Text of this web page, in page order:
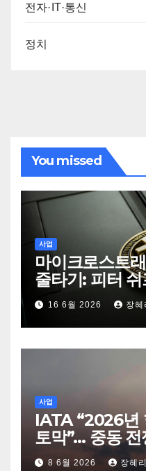
전자·IT·통신
정치
You missed
사업
마이크로스트
줄타기: 피터
갈린 시장의 시
16 6월 2026 장
사업
IATA “2026년
토막”… 중동
판도
8 6월 2026 장혜